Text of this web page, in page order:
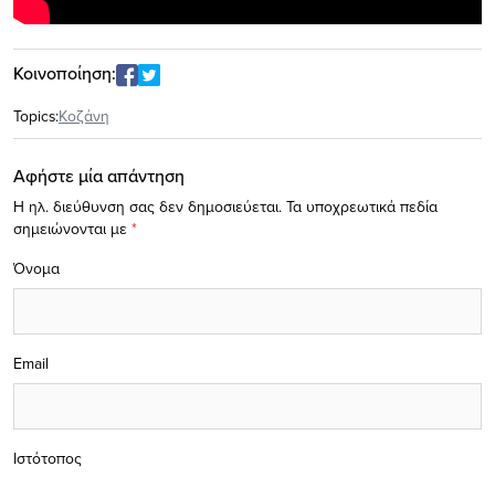
Κοινοποίηση:
Topics:Κοζάνη
Αφήστε μία απάντηση
Η ηλ. διεύθυνση σας δεν δημοσιεύεται. Τα υποχρεωτικά πεδία
σημειώνονται με *
Όνομα
Email
Ιστότοπος